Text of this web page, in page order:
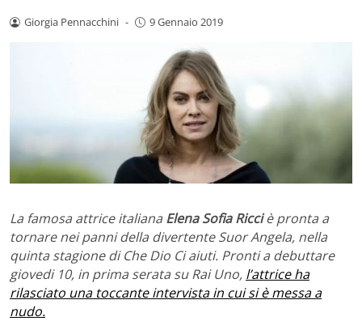
Giorgia Pennacchini - 9 Gennaio 2019
La famosa attrice italiana Elena Sofia Ricciè pronta a
tornare nei panni della divertente Suor Angela, nella
quinta stagione di Che Dio Ci aiuti. Pronti a debuttare
giovedi 10, in prima serata su Rai Uno, l’attrice ha
rilasciato una toccante intervista in cui si è messa a
nudo.